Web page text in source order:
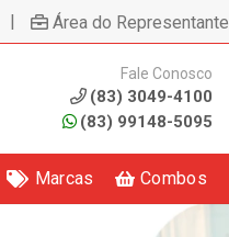
| Área do Representante
Fale Conosco
(83) 3049-4100
(83) 99148-5095
Marcas Combos